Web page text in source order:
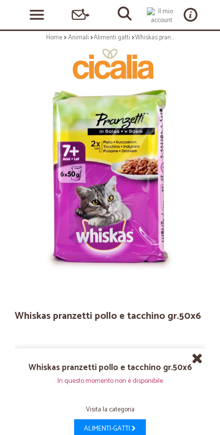
Home Animali Alimenti gatti Whiskas pranzetti pollo e tacchino gr.50x6
Whiskas pranzetti pollo e tacchino gr.50x6
Whiskas pranzetti pollo e tacchino gr.50x6
In questo momento non è disponibile
Visita la categoria
ALIMENTI-GATTI